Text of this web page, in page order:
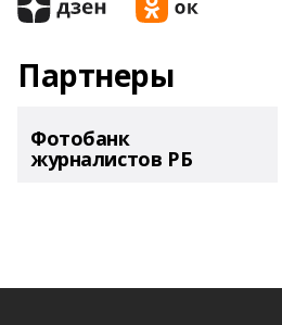
Партнеры
Фотобанк
журналистов РБ